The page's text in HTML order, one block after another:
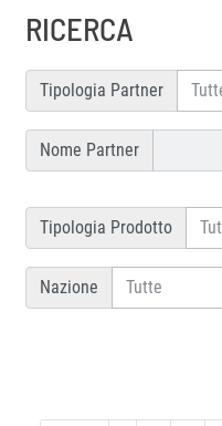
RICERCA
Tipologia Partner
Nome Partner
Tipologia Prodotto
Nazione